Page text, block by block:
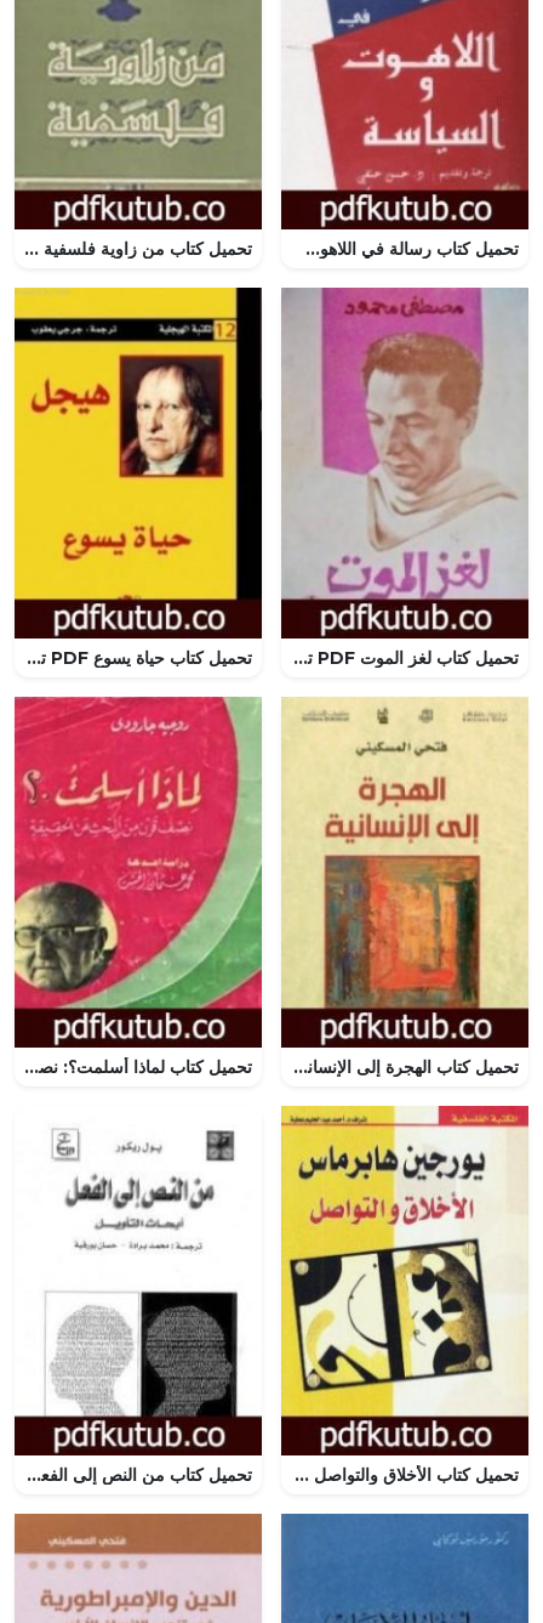
تحميل كتاب رسالة في اللاهوت و السياسة PDF تأليف باروخ سبينوزا مجانا [كامل] تحميل كتاب من زاوية فلسفية PDF تأليف زكي نجيب محمود مجانا [كامل]
تحميل كتاب لغز الموت PDF تأليف مصطفى محمود مجانا [كامل] تحميل كتاب حياة يسوع PDF تأليف هيغل مجانا [كامل]
تحميل كتاب الهجرة إلى الإنسانية PDF تأليف فتحي المسكيني مجانا [كامل] تحميل كتاب لماذا أسلمت؟: نصف قرن من البحث عن الحقيقة PDF تأليف روجيه غارودي مجانا [كامل]
تحميل كتاب الأخلاق والتواصل PDF تأليف يورغن هابرماس مجانا [كامل] تحميل كتاب من النص إلى الفعل – أبحاث التأويل PDF تأليف بول ريكور مجانا [كامل]